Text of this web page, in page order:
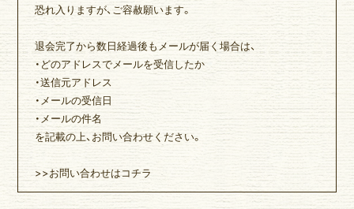
新規登録 ログイン
ゆいま～るSNS
ゆいま～るテレビ
ゆいま～るラジオ
かりゆしの部屋
壁紙
恐れ入りますが、ご容赦願います。
退会完了から数日経過後もメールが届く場合は、
・どのアドレスでメールを受信したか
・送信元アドレス
・メールの受信日
・メールの件名
を記載の上、お問い合わせください。
>>お問い合わせはコチラ